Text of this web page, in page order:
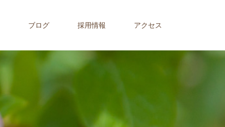
ブログ 採用情報 アクセス